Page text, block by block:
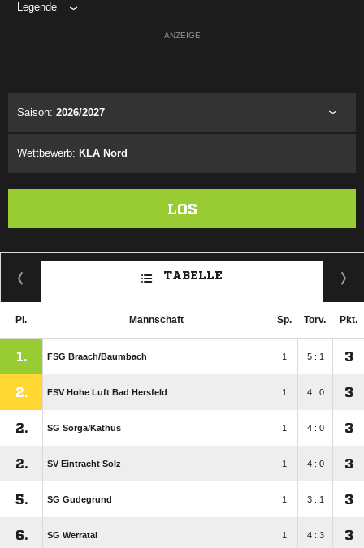
Legende
ANZEIGE
Saison: 2026/2027
Wettbewerb: KLA Nord
LOS
TABELLE
Pl. Mannschaft Sp. Torv. Pkt.
1. FSG Braach/​Baumbach 1 5 : 1 3
2. FSV Hohe Luft Bad Hersfeld 1 4 : 0 3
2. SG Sorga/​Kathus 1 4 : 0 3
2. SV Eintracht Solz 1 4 : 0 3
5. SG Gudegrund 1 3 : 1 3
6. SG Werratal 1 4 : 3 3